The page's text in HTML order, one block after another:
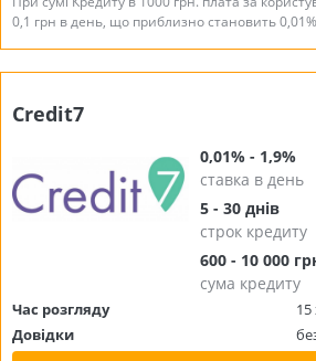
0,1 грн в день, що приблизно становить
Credit7
0,01% - 1,9%
ставка в день
5 - 30 днів
строк кредиту
600 - 10 000
сума кредиту
Час розгляду
15
Довідки